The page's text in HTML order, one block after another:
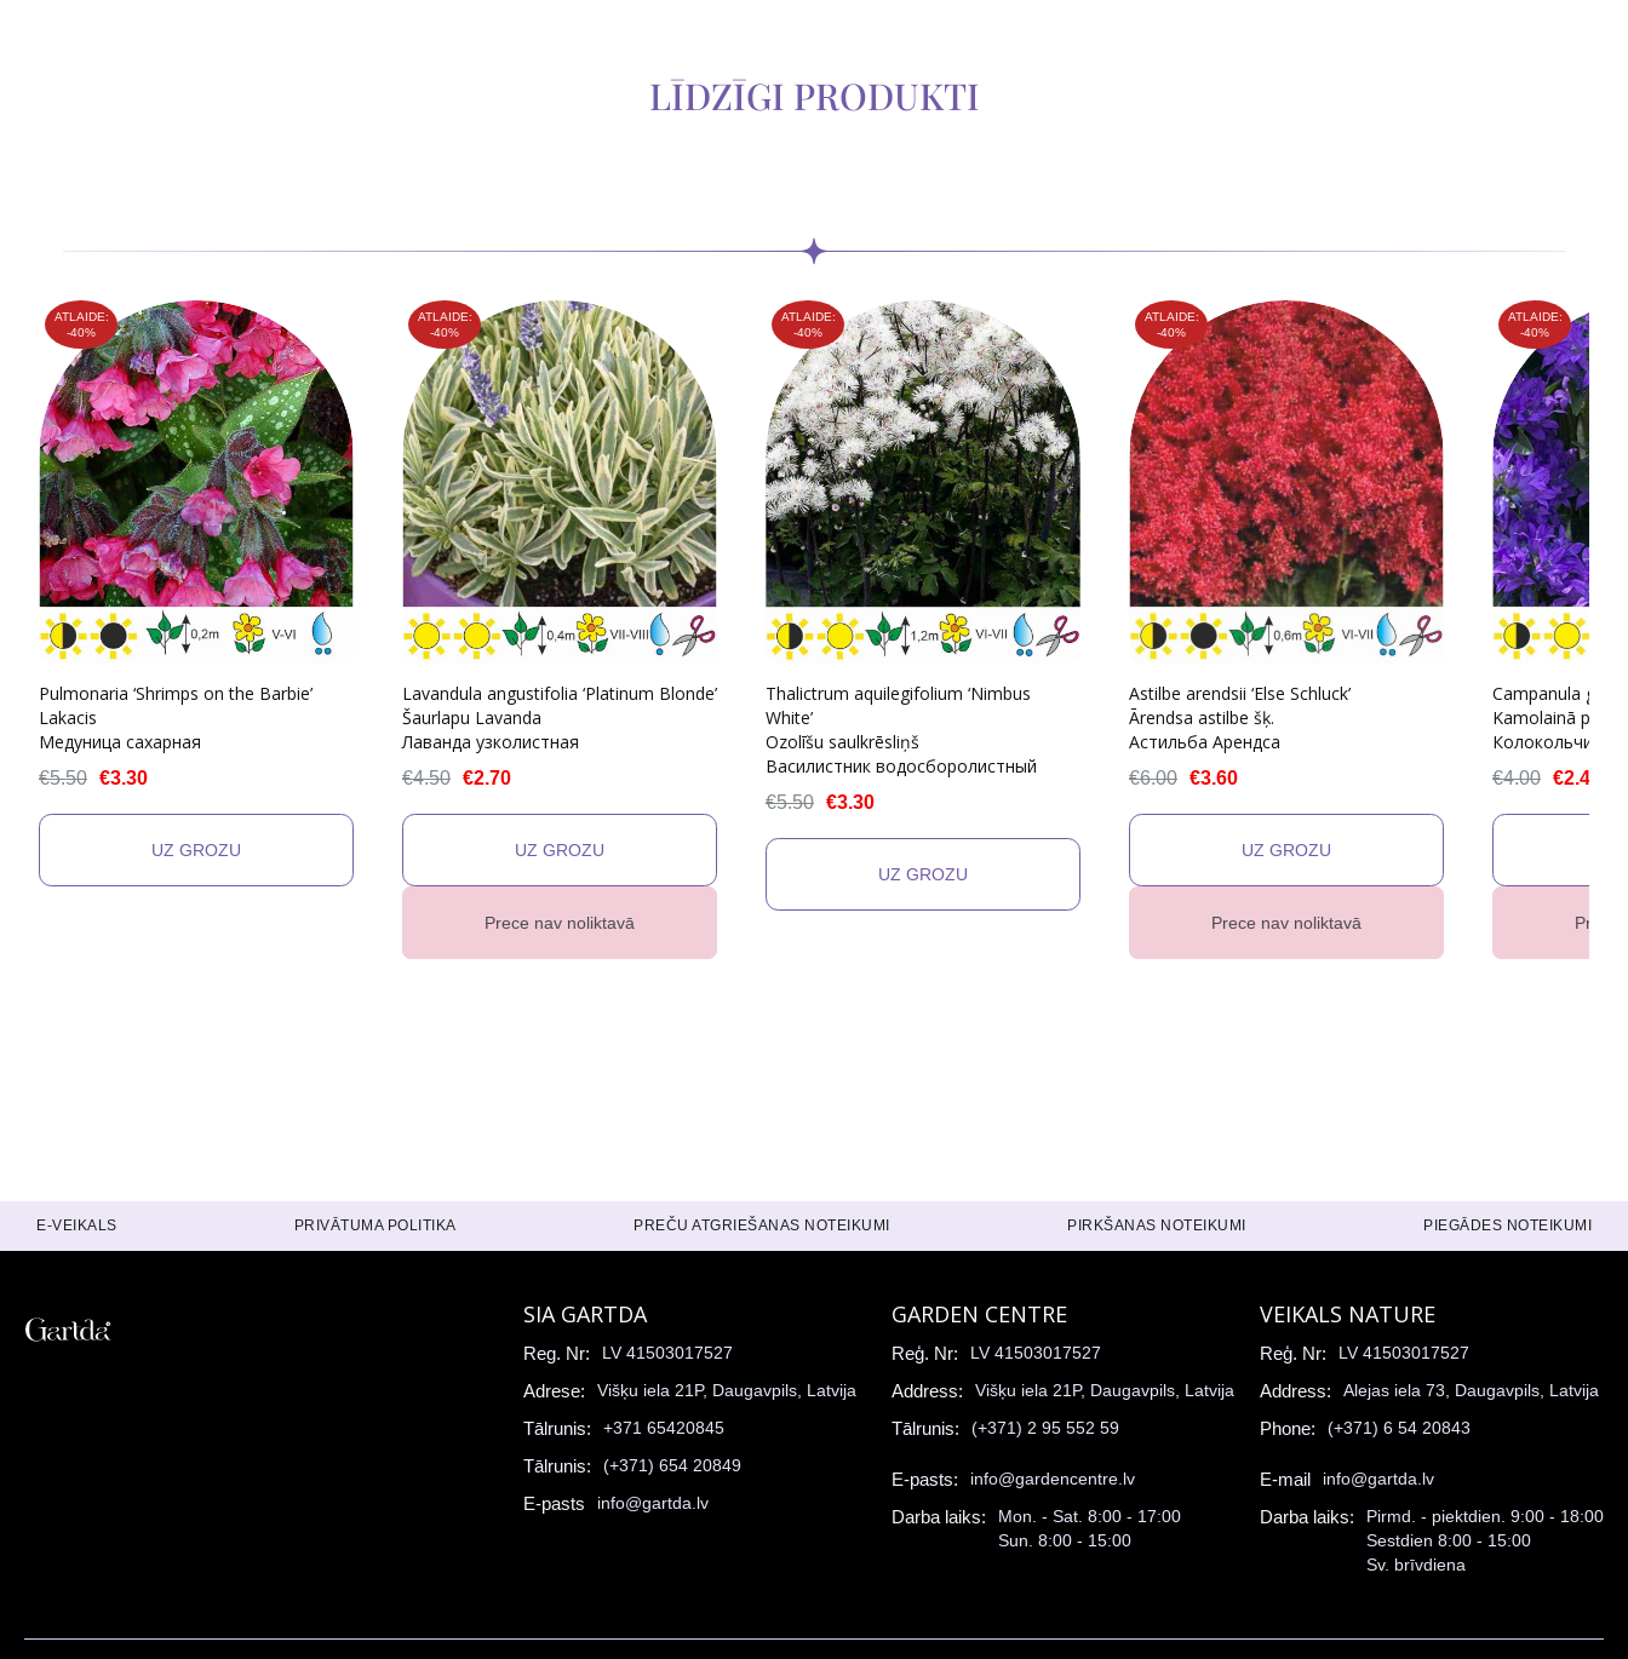
LĪDZĪGI PRODUKTI
ATLAIDE:
-40%
Pulmonaria ‘Shrimps on the Barbie’
Lakacis
Медуница сахарная
€5.50 €3.30
ATLAIDE:
-40%
Lavandula angustifolia ‘Platinum Blonde’
Šaurlapu Lavanda
Лаванда узколистная
€4.50 €2.70
Prece nav noliktavā
ATLAIDE:
-40%
Thalictrum aquilegifolium ‘Nimbus
White’
Ozolīšu saulkrēsliņš
Василистник водосборолистный
€5.50 €3.30
ATLAIDE:
-40%
Astilbe arendsii ‘Else Schluck’
Ārendsa astilbe šķ.
Астильба Арендса
€6.00 €3.60
Prece nav noliktavā
ATLAIDE:
-40%
Campanula
Kamolainā
Колокольчик
€4.00 €2.40
Prece
E-VEIKALS PRIVĀTUMA POLITIKA PREČU ATGRIEŠANAS NOTEIKUMI PIRKŠANAS NOTEIKUMI PIEGĀDES NOTEIKUMI
SIA GARTDA
Reg. Nr: LV 41503017527
Adrese: Višķu iela 21P, Daugavpils, Latvija
Tālrunis: +371 65420845
Tālrunis: (+371) 654 20849
E-pasts info@gartda.lv
GARDEN CENTRE
Reģ. Nr: LV 41503017527
Address: Višķu iela 21P, Daugavpils, Latvija
Tālrunis: (+371) 2 95 552 59
E-pasts: info@gardencentre.lv
Darba laiks:
Mon. - Sat. 8:00 - 17:00
Sun. 8:00 - 15:00
VEIKALS NATURE
Reģ. Nr: LV 41503017527
Address: Alejas iela 73, Daugavpils, Latvija
Phone: (+371) 6 54 20843
E-mail info@gartda.lv
Darba laiks:
Pirmd. - piektdien. 9:00 - 18:00
Sestdien 8:00 - 15:00
Sv. brīvdiena